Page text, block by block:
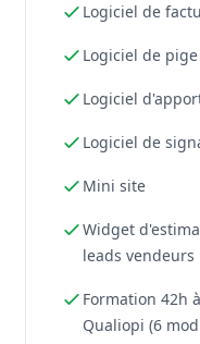
Logiciel de
Logiciel de
Logiciel
Logiciel de
Mini site
Widget
leads vendeurs
Formation 42h
Qualiopi (6